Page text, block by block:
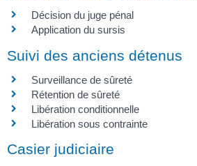
Décision du juge pénal
Application du sursis
Suivi des anciens détenus
Surveillance de sûreté
Rétention de sûreté
Libération conditionnelle
Libération sous contrainte
Casier judiciaire